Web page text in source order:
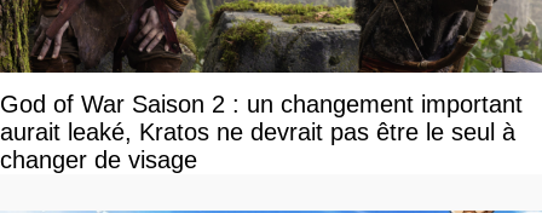
God of War Saison 2 : un changement important
aurait leaké, Kratos ne devrait pas être le seul à
changer de visage